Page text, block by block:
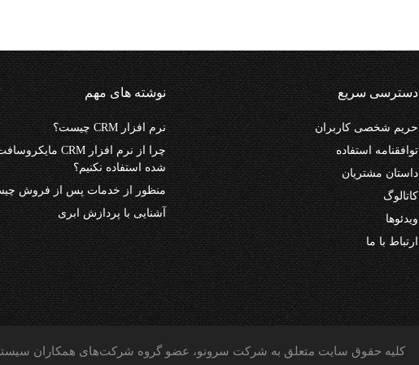
دسترسی سریع
حریم شخصی کاربران
توافقنامه استفاده
داستان مشتریان
کاتالوگ
ویدئوها
ارتباط با ما
نوشته های مهم
نرم افزار CRM چیست؟
شده استفاده نکنیم؟
منظور از خدمات پس از فروش
آشنایی با پردازش ابری
کلیه حقوق سایت متعلق به شرکت سرونو، عضو گروه شرکت‌های همکاران